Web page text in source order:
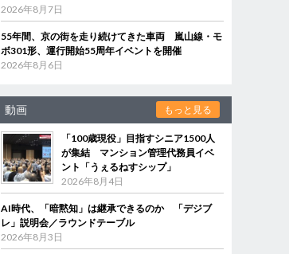
2026年8月7日
55年間、京の街を走り続けてきた車両 嵐山線・モ
ボ301形、運行開始55周年イベントを開催
2026年8月6日
動画 もっと見る
「100歳現役」目指すシニア1500人
が集結 マンション管理代務員イベ
ント「うぇるねすシップ」
2026年8月4日
AI時代、「暗黙知」は継承できるのか 「デジブ
レ」説明会／ラウンドテーブル
2026年8月3日